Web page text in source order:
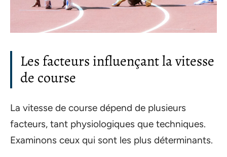
Les facteurs influençant la vitesse
de course
La vitesse de course dépend de plusieurs
facteurs, tant physiologiques que techniques.
Examinons ceux qui sont les plus déterminants.